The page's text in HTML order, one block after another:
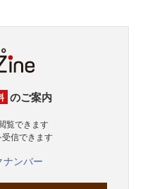
のご案内
覧できます
受信できます
ナンバー